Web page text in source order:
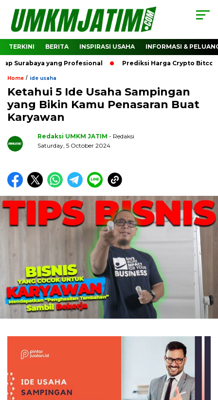
TERKINI BERITA INSPIRASI USAHA INFORMASI &
yang Profesional Prediksi Harga Crypto Bitcoin:
Home / ide usaha
Ketahui 5 Ide Usaha Sampingan
yang Bikin Kamu Penasaran Buat
Karyawan
Redaksi UMKM JATIM - Redaksi
Saturday, 5 October 2024